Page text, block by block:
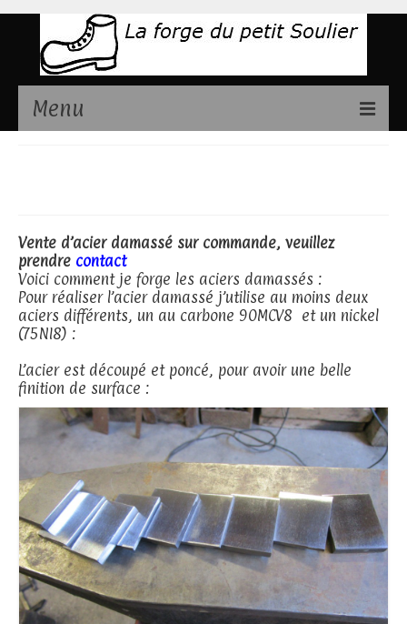
Menu
Stages de fabrication couteaux
Contact
Vente d’acier damassé sur commande, veuillez
prendre contact
Voici comment je forge les aciers damassés :
Pour réaliser l’acier damassé j’utilise au moins deux
aciers différents, un au carbone 90MCV8 et un nickel
(75NI8) :
L’acier est découpé et poncé, pour avoir une belle
finition de surface :